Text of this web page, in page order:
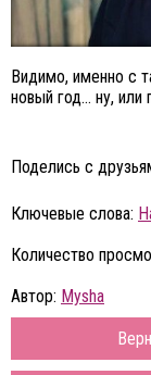
Видимо, именно с
новый год... ну,
Поделись с
Ключевые слова:
Количество
Автор: Mysha